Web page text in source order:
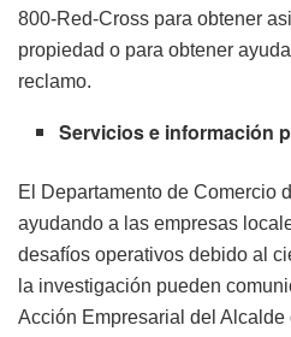
800-Red-Cross para obtener
propiedad o para obtener
reclamo.
Servicios e información
El Departamento de Comercio
ayudando a las empresas
desafíos operativos debido al
la investigación pueden
Acción Empresarial del